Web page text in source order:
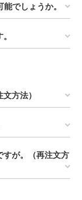
でしょうか。
方法）
すが。（再注文方